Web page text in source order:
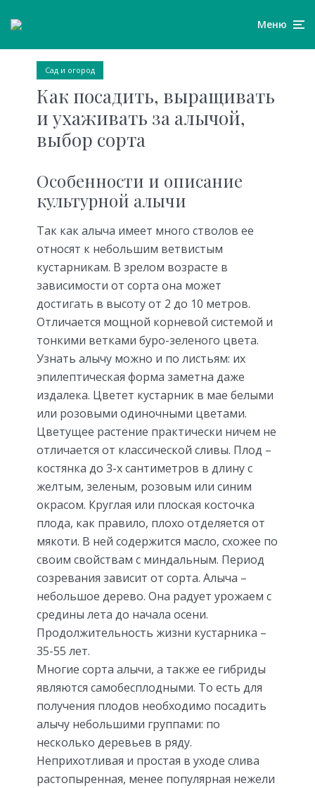
Меню
Сад и огород
Как посадить, выращивать
и ухаживать за алычой,
выбор сорта
Особенности и описание
культурной алычи
Так как алыча имеет много стволов ее
относят к небольшим ветвистым
кустарникам. В зрелом возрасте в
зависимости от сорта она может
достигать в высоту от 2 до 10 метров.
Отличается мощной корневой системой и
тонкими ветками буро-зеленого цвета.
Узнать алычу можно и по листьям: их
эпилептическая форма заметна даже
издалека. Цветет кустарник в мае белыми
или розовыми одиночными цветами.
Цветущее растение практически ничем не
отличается от классической сливы. Плод –
костянка до 3-х сантиметров в длину с
желтым, зеленым, розовым или синим
окрасом. Круглая или плоская косточка
плода, как правило, плохо отделяется от
мякоти. В ней содержится масло, схожее по
своим свойствам с миндальным. Период
созревания зависит от сорта. Алыча –
небольшое дерево. Она радует урожаем с
средины лета до начала осени.
Продолжительность жизни кустарника –
35-55 лет.
Многие сорта алычи, а также ее гибриды
являются самобесплодными. То есть для
получения плодов необходимо посадить
алычу небольшими группами: по
несколько деревьев в ряду.
Неприхотливая и простая в уходе слива
растопыренная, менее популярная нежели